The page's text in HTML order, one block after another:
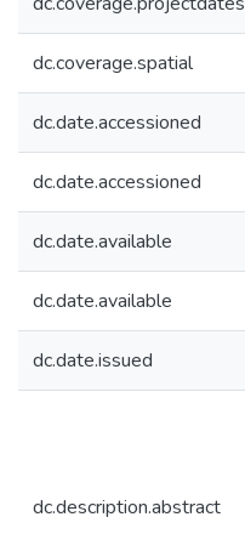
dc.coverage.spatial
dc.date.accessioned
dc.date.accessioned
dc.date.available
dc.date.available
dc.date.issued
dc.description.abstract